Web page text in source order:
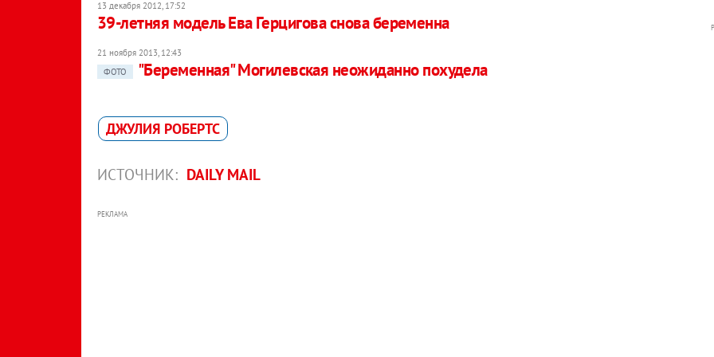
13 декабря 2012, 17:52
39-летняя модель Ева Герцигова снова беременна
21 ноября 2013, 12:43
ФОТО
"Беременная" Могилевская неожиданно похудела
ДЖУЛИЯ РОБЕРТС
ИСТОЧНИК: DAILY MAIL
РЕКЛАМА